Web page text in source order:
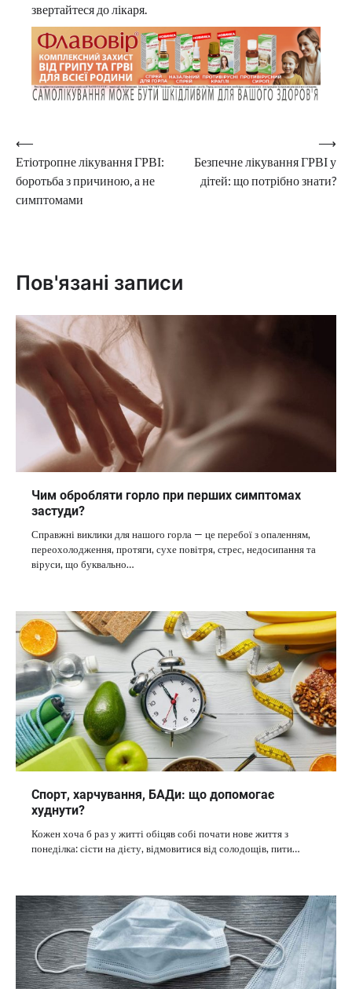
звертайтеся до лікаря.
Навігація
записів
⟵
Етіотропне лікування ГРВІ:
боротьба з причиною, а не
симптомами
Безпечне лікування ГРВІ у
дітей: що потрібно знати?
⟶
Пов'язані записи
Чим обробляти горло при перших симптомах
застуди?
Справжні виклики для нашого горла — це перебої з опаленням,
переохолодження, протяги, сухе повітря, стрес, недосипання та
віруси, що буквально…
Спорт, харчування, БАДи: що допомогає
худнути?
Кожен хоча б раз у житті обіцяв собі почати нове життя з
понеділка: сісти на дієту, відмовитися від солодощів, пити…